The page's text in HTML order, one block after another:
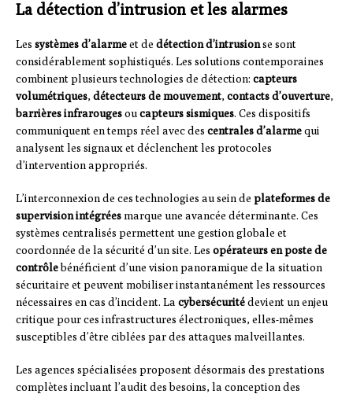
La détection d’intrusion et les alarmes
Les systèmes d’alarmeet de détection d’intrusionse sont
considérablement sophistiqués. Les solutions contemporaines
combinent plusieurs technologies de détection: capteurs
volumétriques, détecteurs de mouvement, contacts d’ouverture,
barrières infrarougesoucapteurs sismiques. Ces dispositifs
communiquent en temps réel avec des centrales d’alarmequi
analysent les signaux et déclenchent les protocoles
d’intervention appropriés.
L’interconnexion de ces technologies au sein de plateformes de
supervision intégréesmarque une avancée déterminante. Ces
systèmes centralisés permettent une gestion globale et
coordonnée de la sécurité d’un site. Les opérateurs en poste de
contrôlebénéficient d’une vision panoramique de la situation
sécuritaire et peuvent mobiliser instantanément les ressources
nécessaires en cas d’incident. La cybersécuritédevient un enjeu
critique pour ces infrastructures électroniques, elles-mêmes
susceptibles d’être ciblées par des attaques malveillantes.
Les agences spécialisées proposent désormais des prestations
complètes incluant l’audit des besoins, la conception des